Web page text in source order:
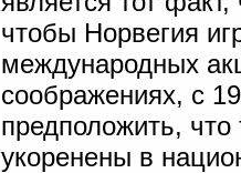
чтобы Норвегия
международных
соображениях, с
предположить, что
укоренены в